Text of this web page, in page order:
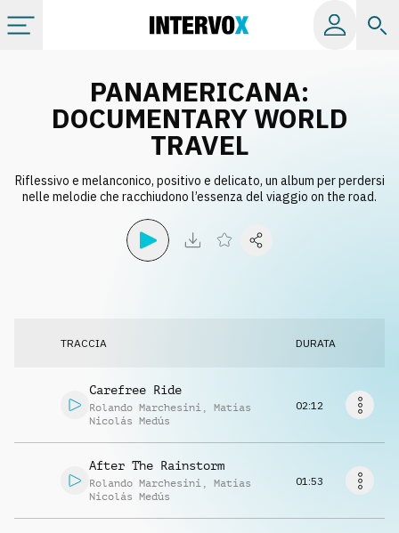
Album
Label
Info
Richiedi musica
PANAMERICANA:
DOCUMENTARY WORLD
TRAVEL
Riflessivo e melanconico, positivo e delicato, un album per perdersi
nelle melodie che racchiudono l’essenza del viaggio on the road.
TRACCIA DURATA
Carefree Ride
Rolando Marchesini , Matías
Nicolás Medús
02:12
After The Rainstorm
Rolando Marchesini , Matías
Nicolás Medús
01:53